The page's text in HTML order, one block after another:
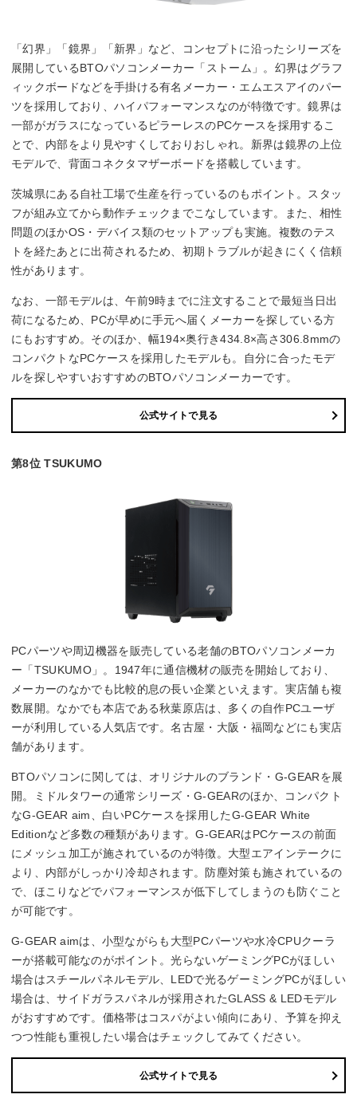
「幻界」「鏡界」「新界」など、コンセプトに沿ったシリーズを
展開しているBTOパソコンメーカー「ストーム」。幻界はグラフ
ィックボードなどを手掛ける有名メーカー・エムエスアイのパー
ツを採用しており、ハイパフォーマンスなのが特徴です。鏡界は
一部がガラスになっているピラーレスのPCケースを採用するこ
とで、内部をより見やすくしておりおしゃれ。新界は鏡界の上位
モデルで、背面コネクタマザーボードを搭載しています。
茨城県にある自社工場で生産を行っているのもポイント。スタッ
フが組み立てから動作チェックまでこなしています。また、相性
問題のほかOS・デバイス類のセットアップも実施。複数のテス
トを経たあとに出荷されるため、初期トラブルが起きにくく信頼
性があります。
なお、一部モデルは、午前9時までに注文することで最短当日出
荷になるため、PCが早めに手元へ届くメーカーを探している方
にもおすすめ。そのほか、幅194×奥行き434.8×高さ306.8mmの
コンパクトなPCケースを採用したモデルも。自分に合ったモデ
ルを探しやすいおすすめのBTOパソコンメーカーです。
公式サイトで見る
第8位 TSUKUMO
PCパーツや周辺機器を販売している老舗のBTOパソコンメーカ
ー「TSUKUMO」。1947年に通信機材の販売を開始しており、
メーカーのなかでも比較的息の長い企業といえます。実店舗も複
数展開。なかでも本店である秋葉原店は、多くの自作PCユーザ
ーが利用している人気店です。名古屋・大阪・福岡などにも実店
舗があります。
BTOパソコンに関しては、オリジナルのブランド・G-GEARを展
開。ミドルタワーの通常シリーズ・G-GEARのほか、コンパクト
なG-GEAR aim、白いPCケースを採用したG-GEAR White
Editionなど多数の種類があります。G-GEARはPCケースの前面
にメッシュ加工が施されているのが特徴。大型エアインテークに
より、内部がしっかり冷却されます。防塵対策も施されているの
で、ほこりなどでパフォーマンスが低下してしまうのも防ぐこと
が可能です。
G-GEAR aimは、小型ながらも大型PCパーツや水冷CPUクーラ
ーが搭載可能なのがポイント。光らないゲーミングPCがほしい
場合はスチールパネルモデル、LEDで光るゲーミングPCがほしい
場合は、サイドガラスパネルが採用されたGLASS & LEDモデル
がおすすめです。価格帯はコスパがよい傾向にあり、予算を抑え
つつ性能も重視したい場合はチェックしてみてください。
公式サイトで見る